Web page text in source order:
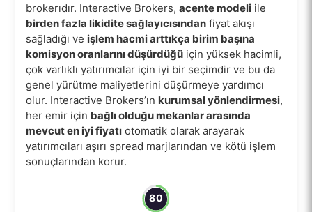
brokerıdır. Interactive Brokers, acente modeliile
birden fazla likidite sağlayıcısındanfiyat akışı
sağladığı ve işlem hacmi arttıkça birim başına
komisyon oranlarını düşürdüğüiçin yüksek hacimli,
çok varlıklı yatırımcılar için iyi bir seçimdir ve bu da
genel yürütme maliyetlerini düşürmeye yardımcı
olur. Interactive Brokers’ın kurumsal yönlendirmesi,
her emir için bağlı olduğu mekanlar arasında
mevcut en iyi fiyatıotomatik olarak arayarak
yatırımcıları aşırı spread marjlarından ve kötü işlem
sonuçlarından korur.
80